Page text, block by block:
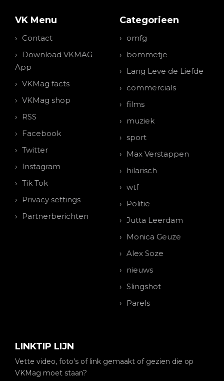
VK Menu
Contact
Download VKMAG
App
VKMag facts
VKMag shop
RSS
Facebook
Twitter
Instagram
Tik Tok
Privacy settings
Partnerberichten
Categorieen
omfg
bommetje
Lang Leve de Liefde
commercials
films
muziek
sport
Max Verstappen
hilarisch
wtf
Politie
Jutta Leerdam
Monica Geuze
Alex Soze
nieuws
Slingshot
Parels
LINKTIP LIJN
Vette video, foto's of link gemaakt of gezien die op
VKMag moet staan?